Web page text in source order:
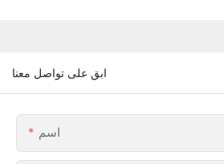
ابق على تواصل معنا
اسم